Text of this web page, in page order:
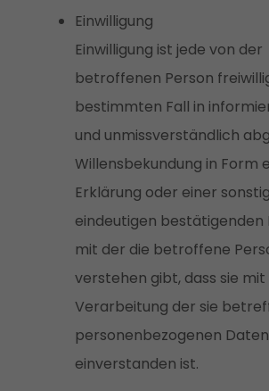
Einwilligung
Einwilligung ist jede von der
betroffenen Person
bestimmten Fall in
und unmissverständlich
Willensbekundung in Form
Erklärung oder einer
eindeutigen bestätigenden
mit der die betroffene
verstehen gibt, dass sie
Verarbeitung der sie
personenbezogenen Daten
einverstanden ist.